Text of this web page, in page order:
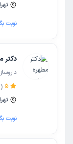
نوبت
دکتر
5
(
نوبت